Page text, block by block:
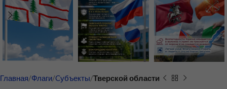
Главная Флаги Cубъекты Тверской области